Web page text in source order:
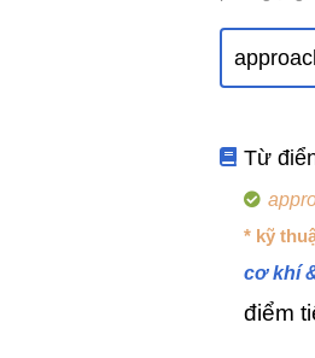
Từ
* kỹ
cơ khí
điểm